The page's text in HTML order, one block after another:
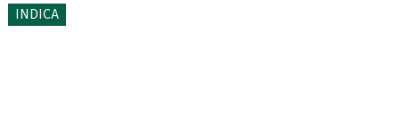
INDICA